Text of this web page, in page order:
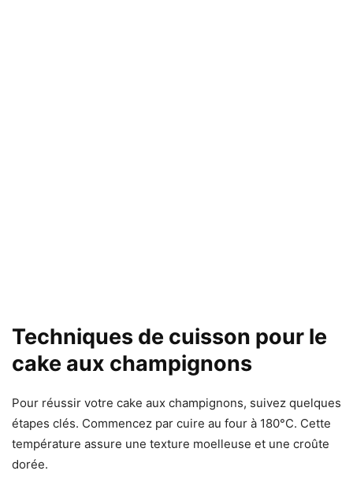
Techniques de cuisson pour le
cake aux champignons
Pour réussir votre cake aux champignons, suivez quelques
étapes clés. Commencez par cuire au four à 180°C. Cette
température assure une texture moelleuse et une croûte
dorée.